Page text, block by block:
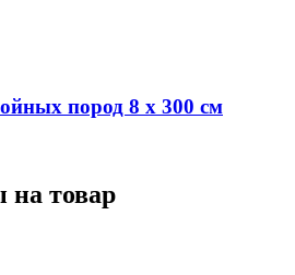
пород 8 х 300 см
товар